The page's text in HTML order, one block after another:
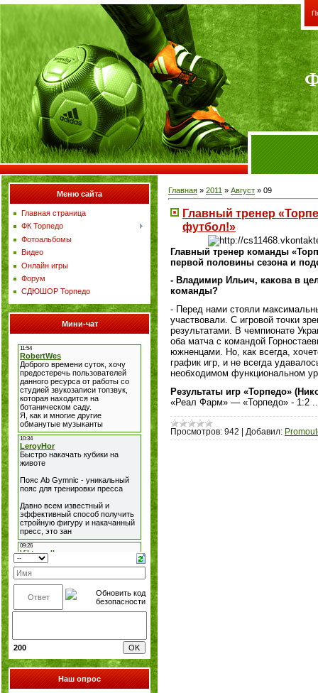
Меню сайта
Главная страница
ФК Торпедо
Фотоальбомы
Видео
Онлайн игры
Форум
СДЮШОР Торпедо
Мини-чат
200
Наш опрос
Главная » 2011 » Август » 09
Главный тренер
футбол!»
Главный тренер команды
первой половины сезона и
- Владимир Ильич, какова в
команды?
- Перед нами стояли
участвовали. С игровой точки
результатами. В чемпионате
оба матча с командой
южненцами. Но, как всегда,
график игр, и не всегда
необходимом функциональном
Результаты игр «Торпедо»
«Реал Фарм» — «Торпедо» - 1:2
Просмотров: 942 Добавил: